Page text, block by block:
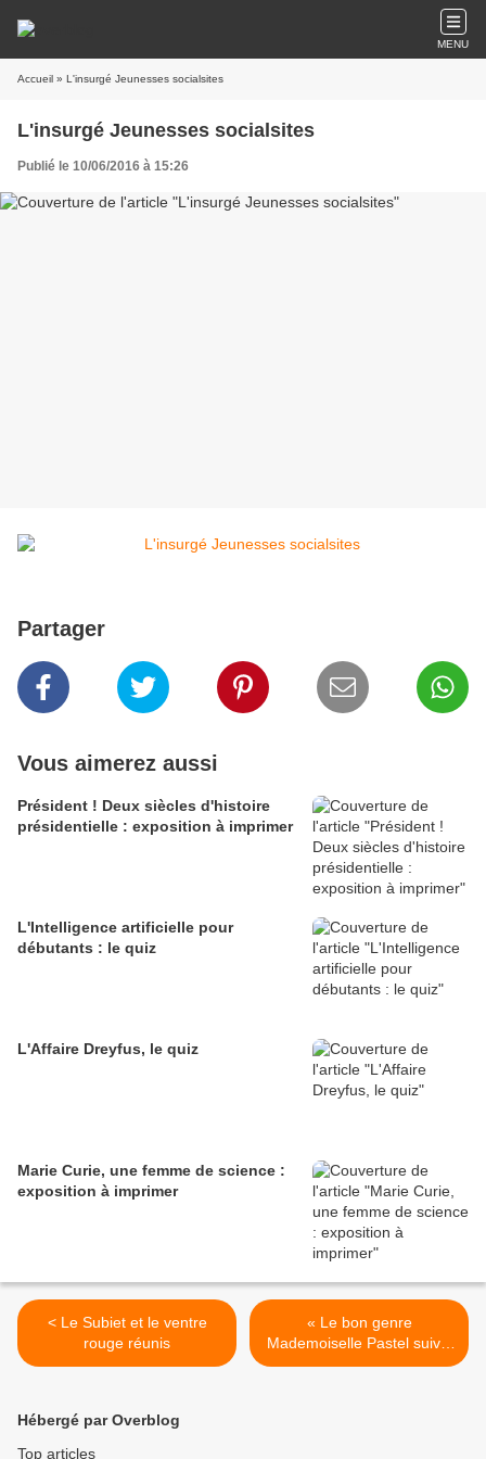
MENU
Accueil » L'insurgé Jeunesses socialsites
L'insurgé Jeunesses socialsites
Publié le 10/06/2016 à 15:26
Partager
Vous aimerez aussi
Président ! Deux siècles d'histoire
présidentielle : exposition à imprimer
L'Intelligence artificielle pour
débutants : le quiz
L'Affaire Dreyfus, le quiz
Marie Curie, une femme de science :
exposition à imprimer
< Le Subiet et le ventre
rouge réunis
« Le bon genre
Mademoiselle Pastel suivie
de sa mère », 1827 "La
Hébergé par Overblog
Top articles